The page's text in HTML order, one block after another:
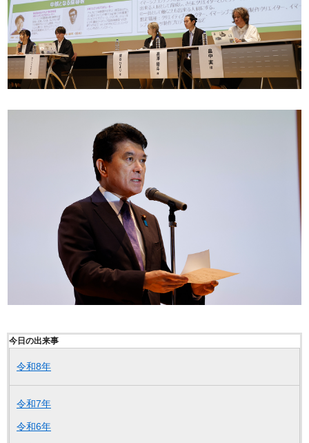
今日の出来事
令和8年
令和7年
令和6年